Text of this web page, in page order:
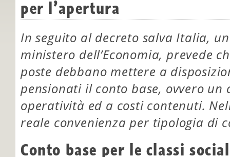
per l’apertura
In seguito al decreto salva Italia,
ministero dell’Economia, prevede
poste debbano mettere a
pensionati il conto base, ovvero un
operatività ed a costi contenuti.
reale convenienza per tipologia di
Conto base per le classi